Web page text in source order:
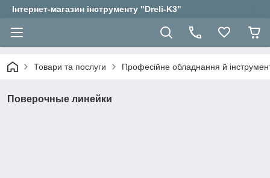
Інтернет-магазин інструменту "Dreli-K3"
Товари та послуги Професійне обладнання й
Пoвepoчныe линeйки